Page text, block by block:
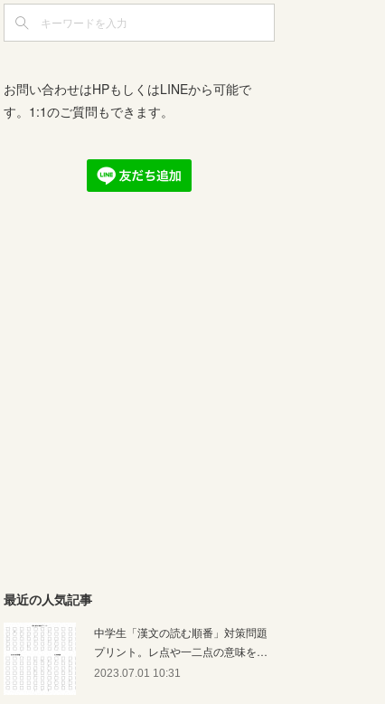
お問い合わせはHPもしくはLINEから可能で
す。1:1のご質問もできます。
最近の人気記事
中学生「漢文の読む順番」対策問題
プリント。レ点や一二点の意味を…
2023.07.01 10:31